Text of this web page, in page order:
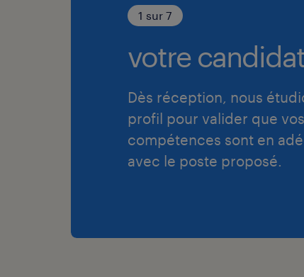
1 sur 7
votre
Dès réception, nous
profil pour valider que vos
compétences sont en
avec le poste proposé.